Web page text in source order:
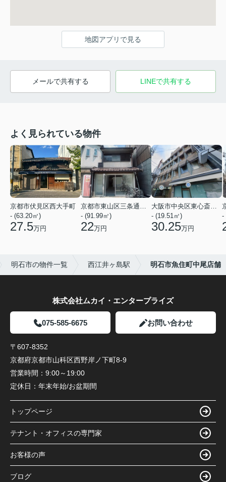
地図アプリで見る
メールで共有する LINEで共有する
よく見られている物件
京都市伏見区西大手町
- (63.20㎡)
27.5万円
京都市東山区三条通北裏白川筋西入２丁目東姉小路町
- (91.99㎡)
22万円
大阪市中央区東心斎橋２丁目
- (19.51㎡)
30.25万円
-
明石市の物件一覧 西江井ヶ島駅 明石市魚住町中尾店舗
株式会社ムカイ・エンタープライズ
075-585-6675 お問い合わせ
〒607-8352
京都府京都市山科区西野岸ノ下町8-9
営業時間： 9:00～19:00
定休日： 年末年始/お盆期間
トップページ
テナント・オフィスの専門家
お客様の声
ブログ